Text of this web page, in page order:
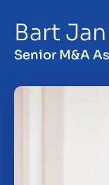
Bart
Senior M&A